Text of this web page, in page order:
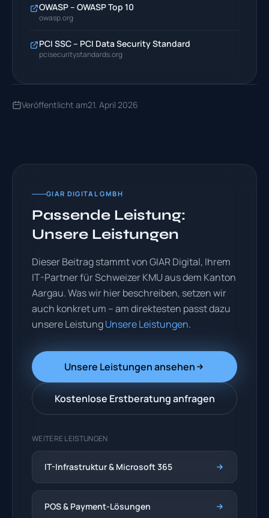
OWASP – OWASP Top 10
owasp.org
PCI SSC – PCI Data Security Standard
pcisecuritystandards.org
Veröffentlicht am21. April 2026
GIAR DIGITAL GMBH
Passende Leistung:
Unsere Leistungen
Dieser Beitrag stammt von GIAR Digital, Ihrem
IT-Partner für Schweizer KMU aus dem Kanton
Aargau. Was wir hier beschreiben, setzen wir
auch konkret um – am direktesten passt dazu
unsere LeistungUnsere Leistungen.
Unsere Leistungen ansehen
Kostenlose Erstberatung anfragen
WEITERE LEISTUNGEN
IT-Infrastruktur & Microsoft 365
POS & Payment-Lösungen